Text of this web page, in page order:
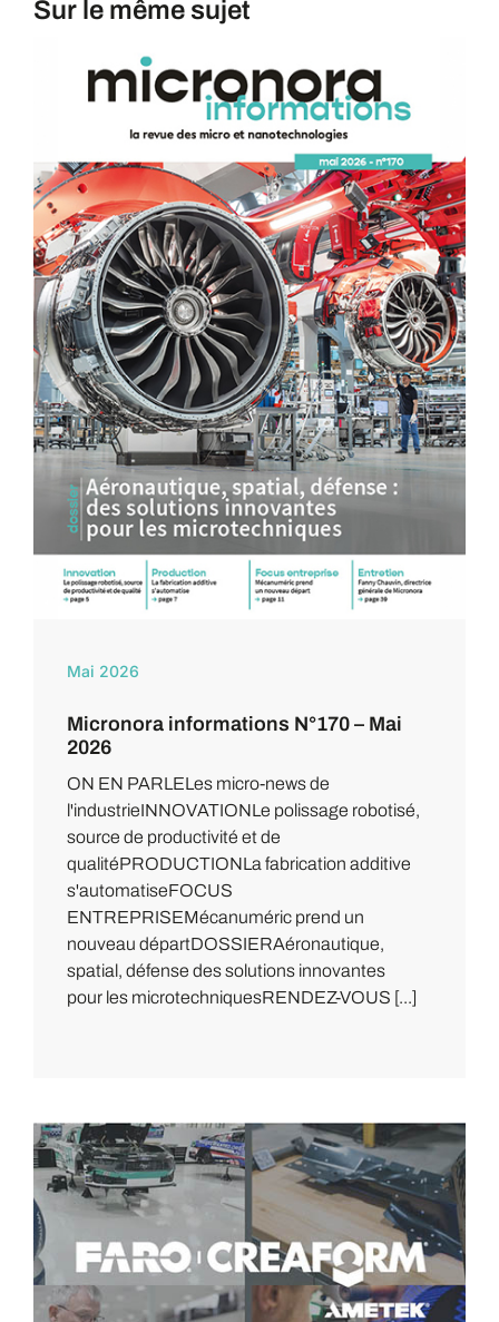
Sur le même sujet
Mai 2026
Micronora informations N°170 – Mai
2026
ON EN PARLELes micro-news de
l'industrieINNOVATIONLe polissage robotisé,
source de productivité et de
qualitéPRODUCTIONLa fabrication additive
s'automatiseFOCUS
ENTREPRISEMécanuméric prend un
nouveau départDOSSIERAéronautique,
spatial, défense des solutions innovantes
pour les microtechniquesRENDEZ-VOUS [...]